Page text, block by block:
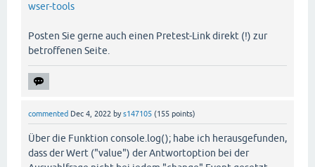
wser-tools
Posten Sie gerne auch einen Pretest-Link direkt (!) zur
betroffenen Seite.
commented Dec 4, 2022 bys147105 (155 points)
Über die Funktion console.log(); habe ich herausgefunden,
dass der Wert ("value") der Antwortoption bei der